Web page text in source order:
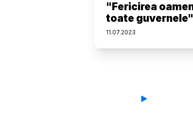
"Fericirea
toate guvernele"
11.07.2023